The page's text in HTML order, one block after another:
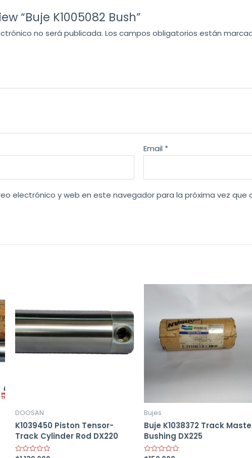
“Buje K1005082 Bush”
no será publicada. Los campos obligatorios están
Email *
electrónico y web en este navegador para la próxima vez que
DOOSAN
K1039450 Piston Tensor-
Track Cylinder Rod DX220
Bujes
Buje K1038372 Track
Bushing DX225